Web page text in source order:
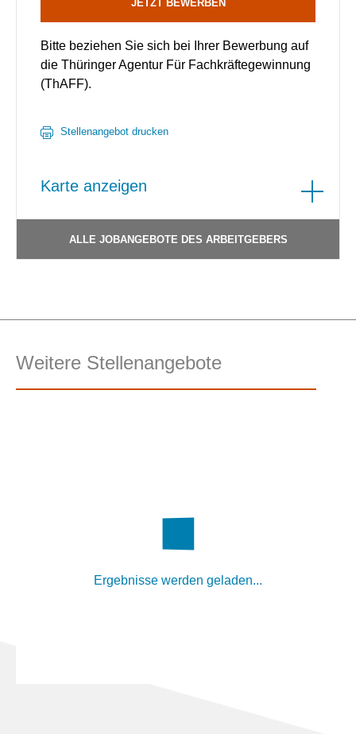
JETZT BEWERBEN
Bitte beziehen Sie sich bei Ihrer Bewerbung auf
die Thüringer Agentur Für Fachkräftegewinnung
(ThAFF).
Stellenangebot drucken
Karte anzeigen
ALLE JOBANGEBOTE DES ARBEITGEBERS
Weitere Stellenangebote
Ergebnisse werden geladen...